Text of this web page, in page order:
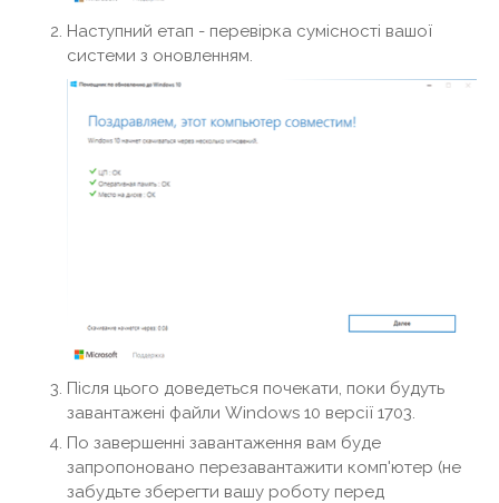
Наступний етап - перевірка сумісності вашої
системи з оновленням.
Після цього доведеться почекати, поки будуть
завантажені файли Windows 10 версії 1703.
По завершенні завантаження вам буде
запропоновано перезавантажити комп'ютер (не
забудьте зберегти вашу роботу перед